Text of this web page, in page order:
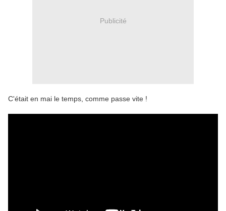
Publicité
C'était en mai le temps, comme passe vite !